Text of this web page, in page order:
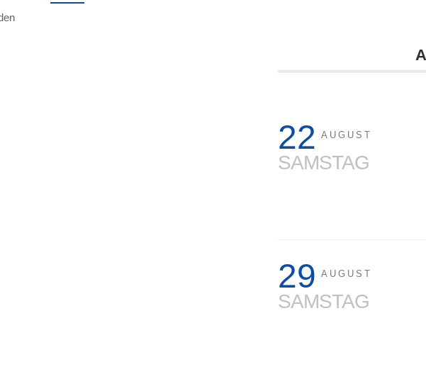
22 AUGUST
SAMSTAG
29 AUGUST
SAMSTAG